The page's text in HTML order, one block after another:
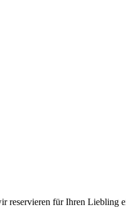
reservieren für Ihren Liebling